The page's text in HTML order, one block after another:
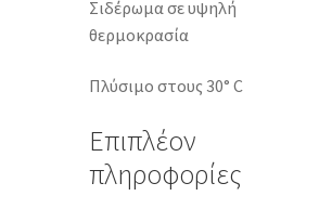
Σιδέρωμα σε υψηλή
θερμοκρασία
Πλύσιμο στους 30° C
Επιπλέον
πληροφορίες